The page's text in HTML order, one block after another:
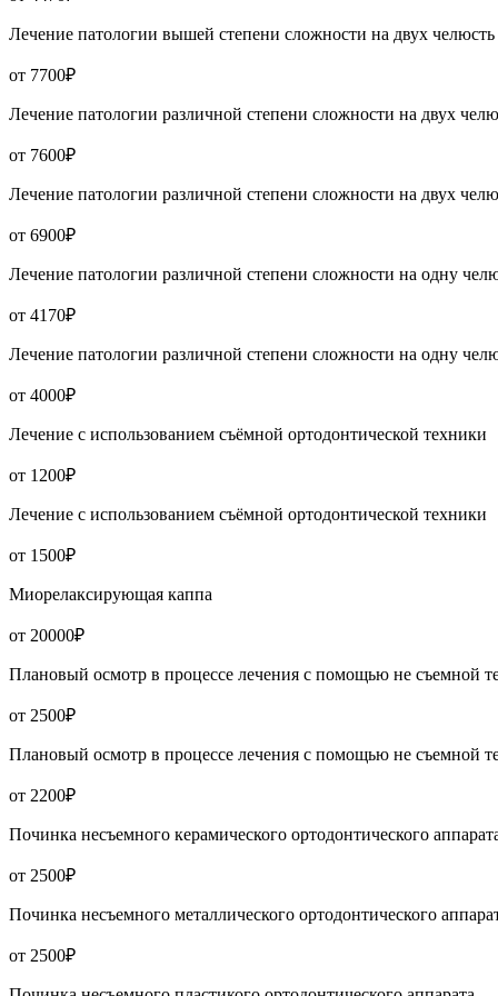
Лечение патологии вышей степени сложности на двух челюсть
от 7700₽
Лечение патологии различной степени сложности на двух
от 7600₽
Лечение патологии различной степени сложности на двух
от 6900₽
Лечение патологии различной степени сложности на одну
от 4170₽
Лечение патологии различной степени сложности на одну
от 4000₽
Лечение с использованием съёмной ортодонтической техники
от 1200₽
Лечение с использованием съёмной ортодонтической техники
от 1500₽
Миорелаксирующая каппа
от 20000₽
Плановый осмотр в процессе лечения с помощью не съемной
от 2500₽
Плановый осмотр в процессе лечения с помощью не съемной
от 2200₽
Починка несъемного керамического ортодонтического
от 2500₽
Починка несъемного металлического ортодонтического
от 2500₽